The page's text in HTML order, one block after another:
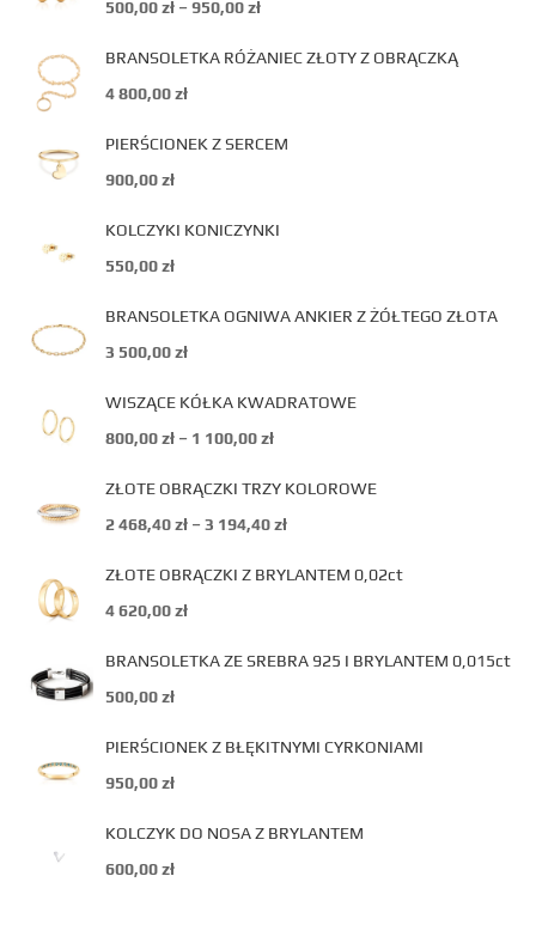
500,00zł – 950,00zł
BRANSOLETKA RÓŻANIEC ZŁOTY Z OBRĄCZKĄ
4 800,00zł
PIERŚCIONEK Z SERCEM
900,00zł
KOLCZYKI KONICZYNKI
550,00zł
BRANSOLETKA OGNIWA ANKIER Z ŻÓŁTEGO ZŁOTA
3 500,00zł
WISZĄCE KÓŁKA KWADRATOWE
800,00zł – 1 100,00zł
ZŁOTE OBRĄCZKI TRZY KOLOROWE
2 468,40zł – 3 194,40zł
ZŁOTE OBRĄCZKI Z BRYLANTEM 0,02ct
4 620,00zł
BRANSOLETKA ZE SREBRA 925 I BRYLANTEM 0,015ct
500,00zł
PIERŚCIONEK Z BŁĘKITNYMI CYRKONIAMI
950,00zł
KOLCZYK DO NOSA Z BRYLANTEM
600,00zł